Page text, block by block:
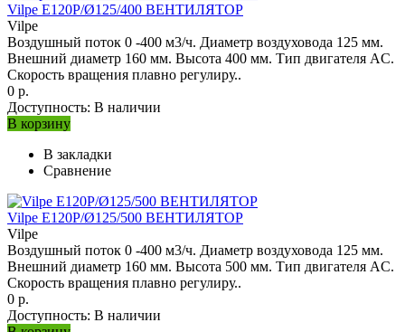
Vilpe E120P/Ø125/400 ВЕНТИЛЯТОР
Vilpe
Воздушный поток 0 -400 м3/ч. Диаметр воздуховода 125 мм.
Внешний диаметр 160 мм. Высота 400 мм. Тип двигателя AC.
Скорость вращения плавно регулиру..
0 р.
Доступность: В наличии
В корзину
В закладки
Сравнение
Vilpe E120P/Ø125/500 ВЕНТИЛЯТОР
Vilpe
Воздушный поток 0 -400 м3/ч. Диаметр воздуховода 125 мм.
Внешний диаметр 160 мм. Высота 500 мм. Тип двигателя AC.
Скорость вращения плавно регулиру..
0 р.
Доступность: В наличии